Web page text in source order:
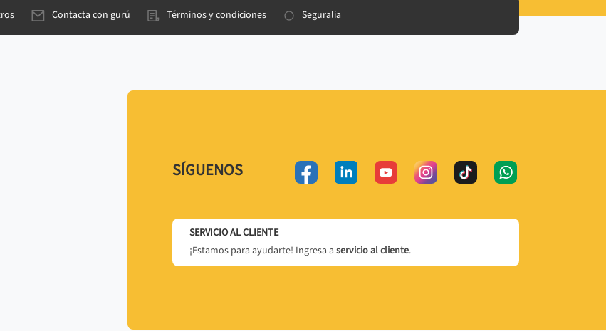
Contacta con gurú Términos y condiciones Seguralia
SÍGUENOS
SERVICIO AL CLIENTE
¡Estamos para ayudarte! Ingresa a servicio al cliente.